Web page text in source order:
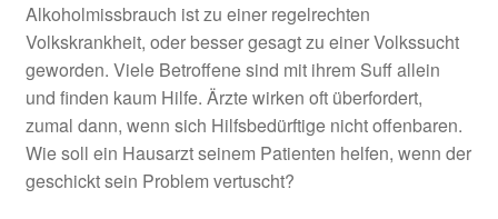
Alkoholmissbrauch ist zu einer regelrechten
Volkskrankheit, oder besser gesagt zu einer Volkssucht
geworden. Viele Betroffene sind mit ihrem Suff allein
und finden kaum Hilfe. Ärzte wirken oft überfordert,
zumal dann, wenn sich Hilfsbedürftige nicht offenbaren.
Wie soll ein Hausarzt seinem Patienten helfen, wenn der
geschickt sein Problem vertuscht?